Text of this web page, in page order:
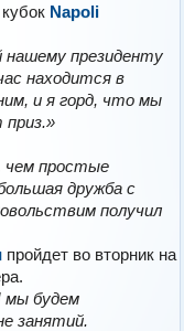
Napoli
президенту
находится в
и я горд, что мы
чем простые
дружба с
получил
пройдет во вторник на
мы будем
занятий.